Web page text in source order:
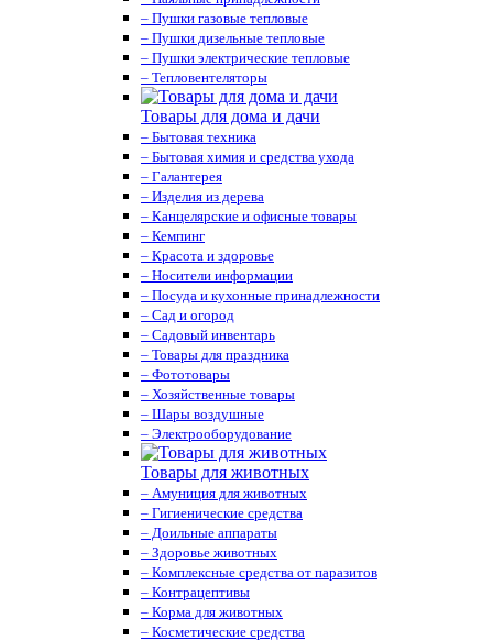
– Пушки газовые тепловые
– Пушки дизельные тепловые
– Пушки электрические тепловые
– Тепловентеляторы
Товары для дома и дачи
– Бытовая техника
– Бытовая химия и средства ухода
– Галантерея
– Изделия из дерева
– Канцелярские и офисные товары
– Кемпинг
– Красота и здоровье
– Носители информации
– Посуда и кухонные принадлежности
– Сад и огород
– Садовый инвентарь
– Товары для праздника
– Фототовары
– Хозяйственные товары
– Шары воздушные
– Электрооборудование
Товары для животных
– Амуниция для животных
– Гигиенические средства
– Доильные аппараты
– Здоровье животных
– Комплексные средства от паразитов
– Контрацептивы
– Корма для животных
– Косметические средства